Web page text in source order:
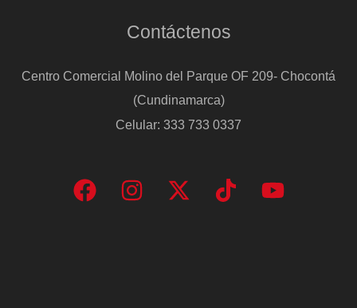
Contáctenos
Centro Comercial Molino del Parque OF 209- Chocontá
(Cundinamarca)
Celular: 333 733 0337